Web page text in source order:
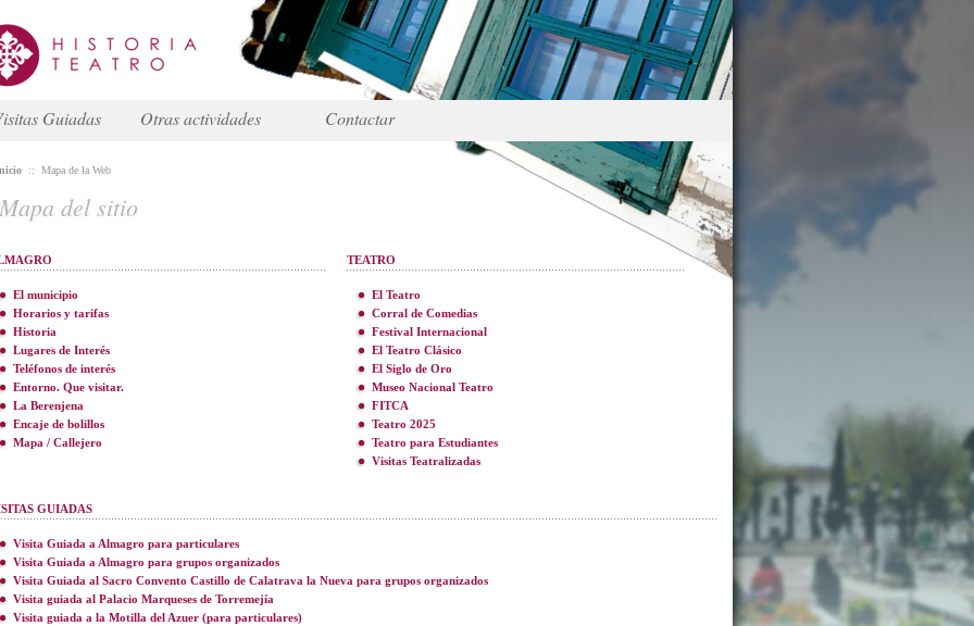
Guiadas Otras actividades Contactar
:: Mapa de la Web
Mapa del sitio
El municipio
Horarios y tarifas
Historia
Lugares de Interés
Teléfonos de interés
Entorno. Que visitar.
La Berenjena
Encaje de bolillos
Mapa / Callejero
TEATRO
El Teatro
Corral de Comedias
Festival Internacional
El Teatro Clásico
El Siglo de Oro
Museo Nacional Teatro
FITCA
Teatro 2025
Teatro para Estudiantes
Visitas Teatralizadas
GUIADAS
Visita Guiada a Almagro para particulares
Visita Guiada a Almagro para grupos organizados
Visita Guiada al Sacro Convento Castillo de Calatrava la Nueva para grupos organizados
Visita guiada al Palacio Marqueses de Torremejía
Visita guiada a la Motilla del Azuer (para particulares)